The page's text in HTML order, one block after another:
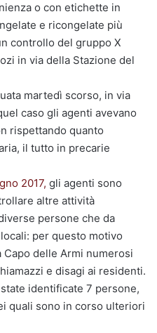
o con etichette in
e ricongelate più
controllo del gruppo X
in via della Stazione del
martedì scorso, in via
caso gli agenti avevano
rispettando quanto
il tutto in precarie
2017, gli agenti sono
altre attività
persone che da
per questo motivo
delle Armi numerosi
e disagi ai residenti.
identificate 7 persone,
quali sono in corso ulteriori